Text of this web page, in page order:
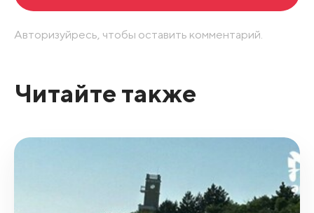
Авторизуйресь, чтобы оставить комментарий.
Читайте также